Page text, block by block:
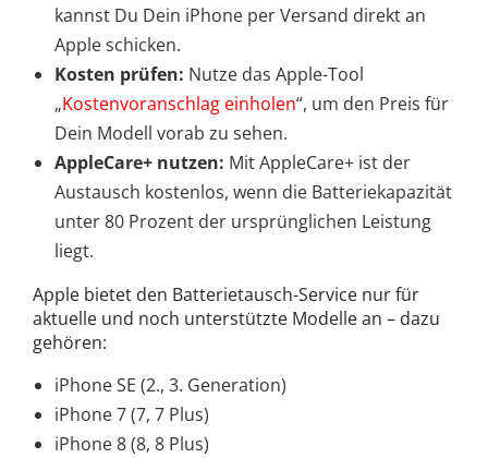
kannst Du Dein iPhone per Versand direkt an
Apple schicken.
Kosten prüfen: Nutze das Apple-Tool
„Kostenvoranschlag einholen“, um den Preis für
Dein Modell vorab zu sehen.
AppleCare+ nutzen: Mit AppleCare+ ist der
Austausch kostenlos, wenn die Batteriekapazität
unter 80 Prozent der ursprünglichen Leistung
liegt.
Apple bietet den Batterietausch-Service nur für
aktuelle und noch unterstützte Modelle an – dazu
gehören:
iPhone SE (2., 3. Generation)
iPhone 7 (7, 7 Plus)
iPhone 8 (8, 8 Plus)